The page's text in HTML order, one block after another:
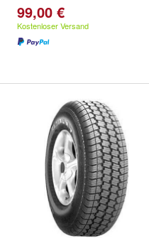
99,00 €
Kostenloser Versand